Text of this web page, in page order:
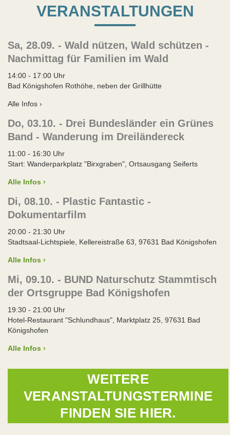
VERANSTALTUNGEN
Sa, 28.09. - Wald nützen, Wald schützen -
Nachmittag für Familien im Wald
14:00 - 17:00 Uhr
Bad Königshofen Rothöhe, neben der Grillhütte
Alle Infos ›
Do, 03.10. - Drei Bundesländer ein Grünes
Band - Wanderung im Dreiländereck
11:00 - 16:30 Uhr
Start: Wanderparkplatz "Birxgraben", Ortsausgang Seiferts
Alle Infos ›
Di, 08.10. - Plastic Fantastic -
Dokumentarfilm
20:00 - 21:30 Uhr
Stadtsaal-Lichtspiele, Kellereistraße 63, 97631 Bad Königshofen
Alle Infos ›
Mi, 09.10. - BUND Naturschutz Stammtisch
der Ortsgruppe Bad Königshofen
19:30 - 21:00 Uhr
Hotel-Restaurant "Schlundhaus", Marktplatz 25, 97631 Bad
Königshofen
Alle Infos ›
WEITERE
VERANSTALTUNGSTERMINE
FINDEN SIE HIER.